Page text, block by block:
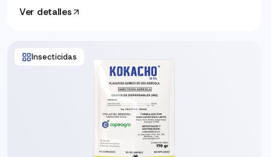
Ver detalles
Insecticidas